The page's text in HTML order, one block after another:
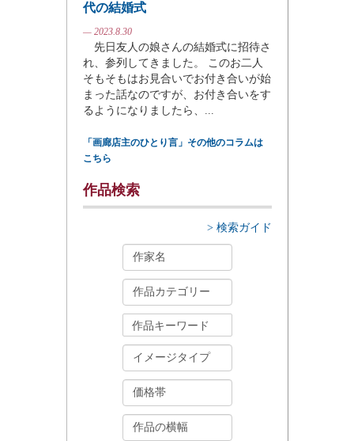
代の結婚式
— 2023.8.30
先日友人の娘さんの結婚式に招待さ
れ、参列してきました。 このお二人
そもそもはお見合いでお付き合いが始
まった話なのですが、お付き合いをす
るようになりましたら、...
「画廊店主のひとり言」その他のコラムは
こちら
作品検索
> 検索ガイド